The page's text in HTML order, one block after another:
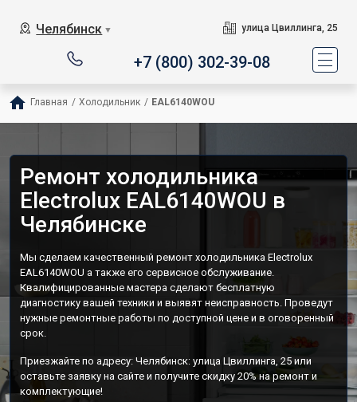
Челябинск ▼ улица Цвиллинга, 25
+7 (800) 302-39-08
Главная / Холодильник / EAL6140WOU
Ремонт холодильника
Electrolux EAL6140WOU в
Челябинске
Мы сделаем качественный ремонт холодильника Electrolux
EAL6140WOU а также его сервисное обслуживание.
Квалифицированные мастера сделают бесплатную
диагностику вашей техники и выявят неисправность. Проведут
нужные ремонтные работы по доступной цене и в оговоренный
срок.
Приезжайте по адресу: Челябинск: улица Цвиллинга, 25 или
оставьте заявку на сайте и получите скидку 20% на ремонт и
комплектующие!